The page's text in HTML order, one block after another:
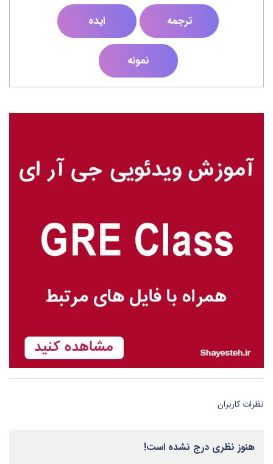
ترجمه ایده
نمونه
نظرات کاربران
هنوز نظری درج نشده است!